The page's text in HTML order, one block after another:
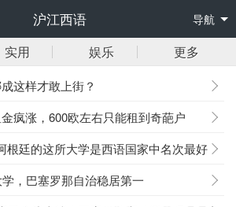
沪江西语 导航
实用 娱乐 更多
这样才敢上街？
疯涨，600欧左右只能租到奇葩户
根廷的这所大学是西语国家中名次最好
，巴塞罗那自治稳居第一